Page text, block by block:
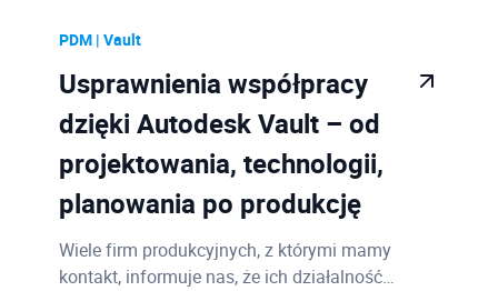
PDM | Vault
Usprawnienia współpracy
dzięki Autodesk Vault – od
projektowania, technologii,
planowania po produkcję
Wiele firm produkcyjnych, z którymi mamy
kontakt, informuje nas, że ich działalność…